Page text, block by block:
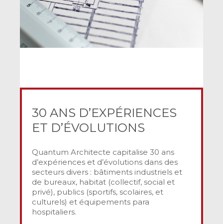
30 ANS D’EXPÉRIENCES
ET D’ÉVOLUTIONS
Quantum Architecte capitalise 30 ans
d’expériences et d’évolutions dans des
secteurs divers : bâtiments industriels et
de bureaux, habitat (collectif, social et
privé), publics (sportifs, scolaires, et
culturels) et équipements para
hospitaliers.